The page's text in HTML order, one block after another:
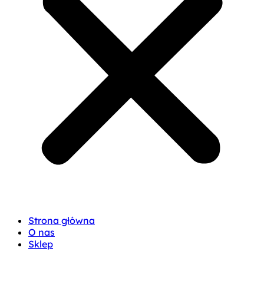
Strona główna
O nas
Sklep